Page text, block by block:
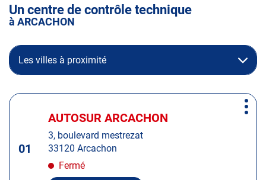
Un centre de contrôle technique
à ARCACHON
Les villes à proximité
Appuyer
ENTRÉE
01
Centre
:
AUTOSUR ARCACHON
3, boulevard mestrezat
33120 Arcachon
Fermé
Plus